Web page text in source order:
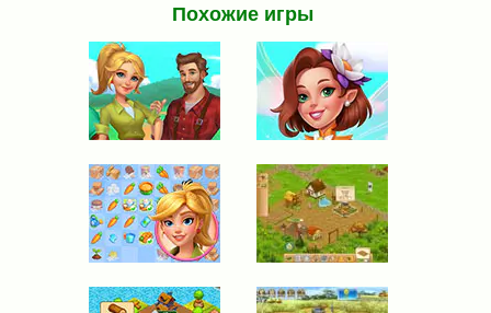
Похожие игры